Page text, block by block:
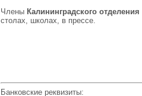
Члены Калининградского
столах, школах, в прессе.
Банковские реквизиты: